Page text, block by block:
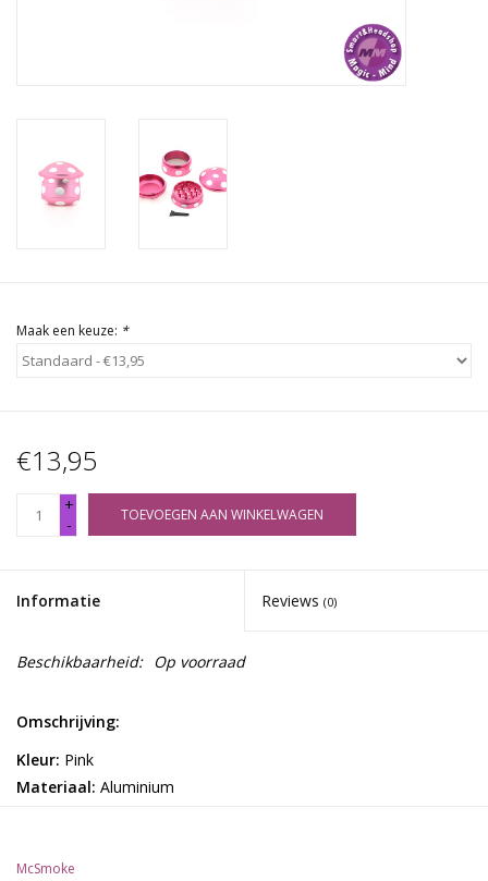
Maak een keuze: *
€13,95
+
-
TOEVOEGEN AAN WINKELWAGEN
Informatie Reviews (0)
Beschikbaarheid: Op voorraad
Omschrijving:
Kleur: Pink
Materiaal: Aluminium
McSmoke